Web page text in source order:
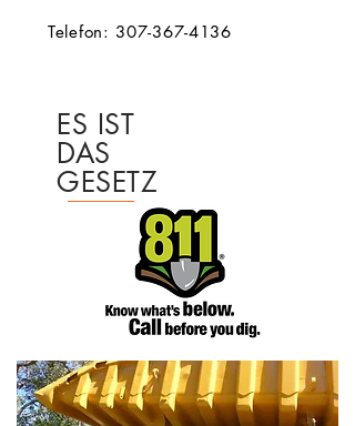
Telefon: 307-367-4136
ES IST
DAS
GESETZ